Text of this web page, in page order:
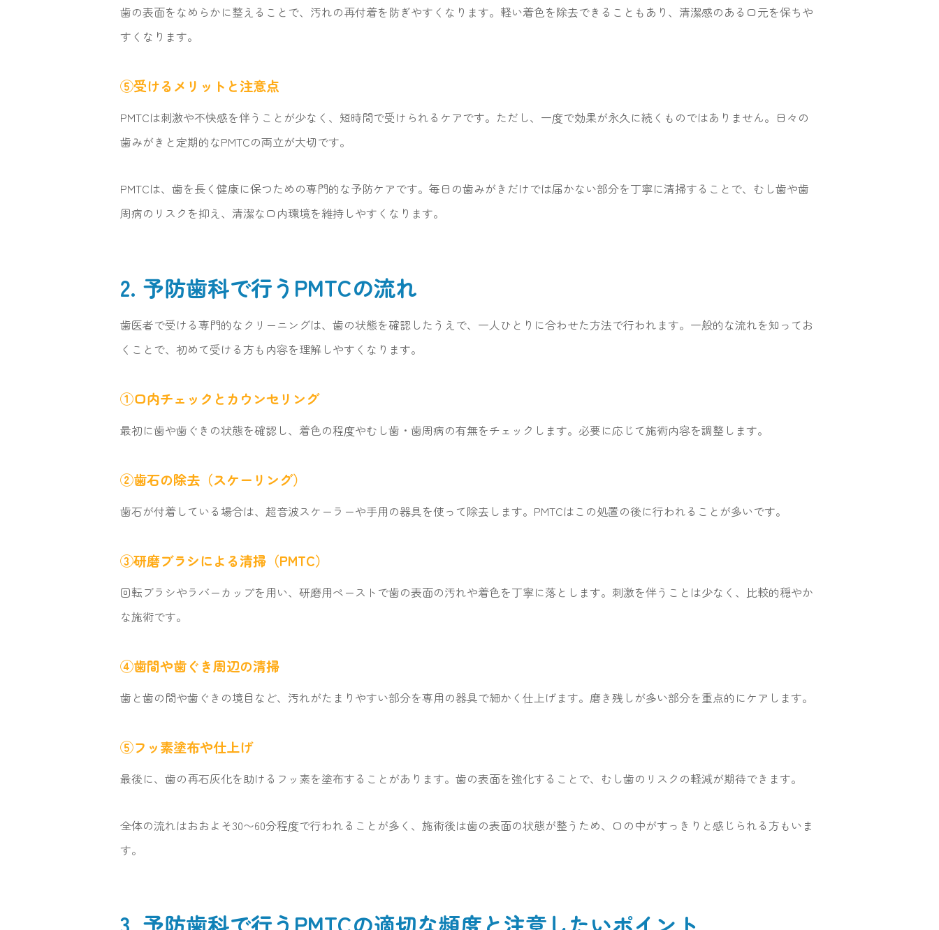
歯の表面をなめらかに整えることで、汚れの再付着を防ぎやすくなります。軽い着色を除去できることもあり、清潔感のある口元を保ちや
すくなります。
⑤受けるメリットと注意点
PMTCは刺激や不快感を伴うことが少なく、短時間で受けられるケアです。ただし、一度で効果が永久に続くものではありません。日々の
歯みがきと定期的なPMTCの両立が大切です。
PMTCは、歯を長く健康に保つための専門的な予防ケアです。毎日の歯みがきだけでは届かない部分を丁寧に清掃することで、むし歯や歯
周病のリスクを抑え、清潔な口内環境を維持しやすくなります。
2. 予防歯科で行うPMTCの流れ
歯医者で受ける専門的なクリーニングは、歯の状態を確認したうえで、一人ひとりに合わせた方法で行われます。一般的な流れを知ってお
くことで、初めて受ける方も内容を理解しやすくなります。
①口内チェックとカウンセリング
最初に歯や歯ぐきの状態を確認し、着色の程度やむし歯・歯周病の有無をチェックします。必要に応じて施術内容を調整します。
②歯石の除去（スケーリング）
歯石が付着している場合は、超音波スケーラーや手用の器具を使って除去します。PMTCはこの処置の後に行われることが多いです。
③研磨ブラシによる清掃（PMTC）
回転ブラシやラバーカップを用い、研磨用ペーストで歯の表面の汚れや着色を丁寧に落とします。刺激を伴うことは少なく、比較的穏やか
な施術です。
④歯間や歯ぐき周辺の清掃
歯と歯の間や歯ぐきの境目など、汚れがたまりやすい部分を専用の器具で細かく仕上げます。磨き残しが多い部分を重点的にケアします。
⑤フッ素塗布や仕上げ
最後に、歯の再石灰化を助けるフッ素を塗布することがあります。歯の表面を強化することで、むし歯のリスクの軽減が期待できます。
全体の流れはおおよそ30〜60分程度で行われることが多く、施術後は歯の表面の状態が整うため、口の中がすっきりと感じられる方もいま
す。